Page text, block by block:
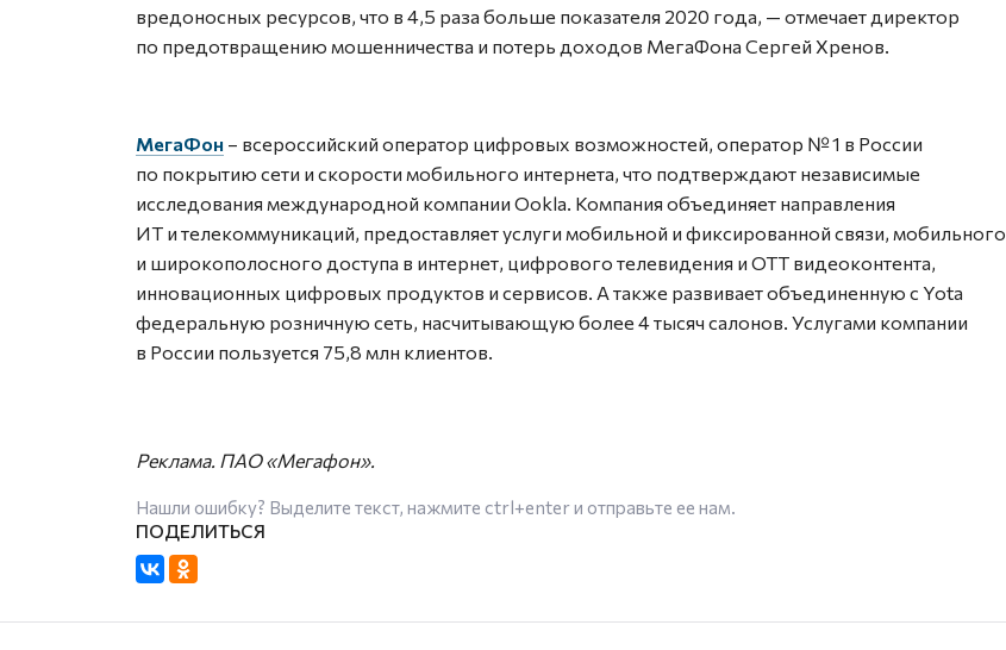
вредоносных ресурсов, что в 4,5 раза больше показателя 2020 года, — отмечает директор
по предотвращению мошенничества и потерь доходов МегаФона Сергей Хренов.
МегаФон – всероссийский оператор цифровых возможностей, оператор № 1 в России
по покрытию сети и скорости мобильного интернета, что подтверждают независимые
исследования международной компании Ookla. Компания объединяет направления
ИТ и телекоммуникаций, предоставляет услуги мобильной и фиксированной связи, мобильного
и широкополосного доступа в интернет, цифрового телевидения и OTT видеоконтента,
инновационных цифровых продуктов и сервисов. А также развивает объединенную с Yota
федеральную розничную сеть, насчитывающую более 4 тысяч салонов. Услугами компании
в России пользуется 75,8 млн клиентов.
Реклама. ПАО «Мегафон».
Нашли ошибку? Выделите текст, нажмите ctrl+enterи отправьте ее нам.